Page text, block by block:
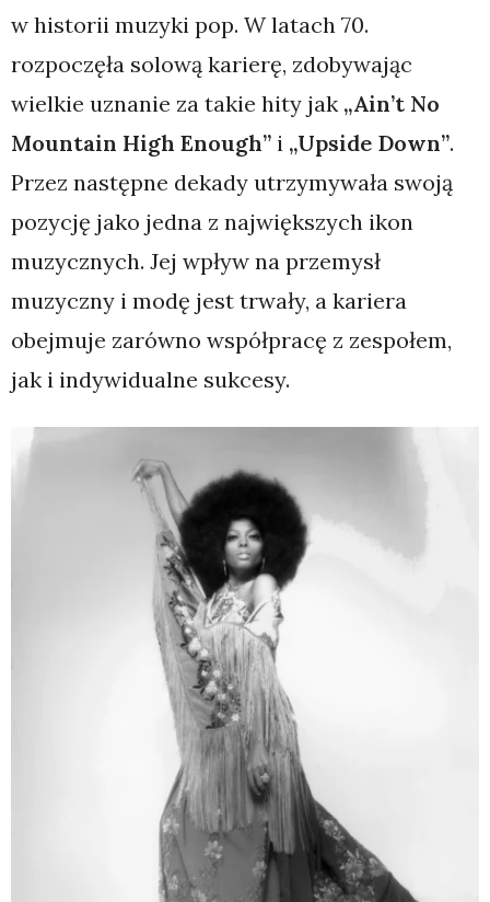
w historii muzyki pop. W latach 70.
rozpoczęła solową karierę, zdobywając
wielkie uznanie za takie hity jak „Ain’t No
Mountain High Enough” i „Upside Down”.
Przez następne dekady utrzymywała swoją
pozycję jako jedna z największych ikon
muzycznych. Jej wpływ na przemysł
muzyczny i modę jest trwały, a kariera
obejmuje zarówno współpracę z zespołem,
jak i indywidualne sukcesy.